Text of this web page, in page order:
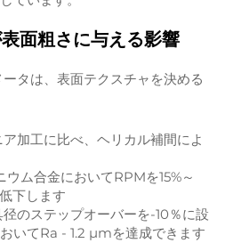
面粗さに与える影響
タは、表面テクスチャを決める
ア加工に比べ、ヘリカル補間によ
ウム合金においてRPMを15%～
下します
のステップオーバーを‐10％に設
いてRa ‐ 1.2 µmを達成できます